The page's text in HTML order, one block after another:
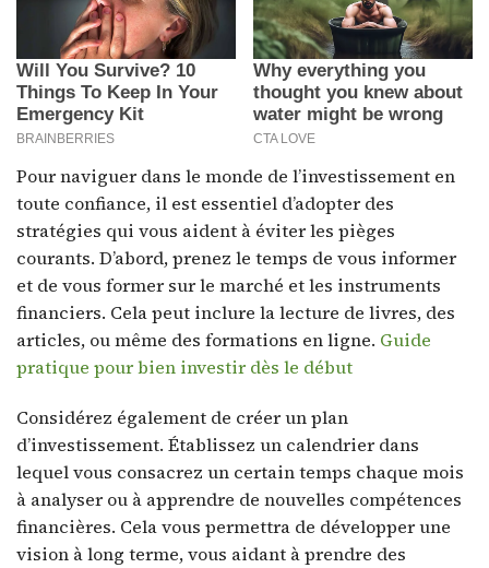
Pour naviguer dans le monde de l’investissement en
toute confiance, il est essentiel d’adopter des
stratégies qui vous aident à éviter les pièges
courants. D’abord, prenez le temps de vous informer
et de vous former sur le marché et les instruments
financiers. Cela peut inclure la lecture de livres, des
articles, ou même des formations en ligne. Guide
pratique pour bien investir dès le début
Considérez également de créer un plan
d’investissement. Établissez un calendrier dans
lequel vous consacrez un certain temps chaque mois
à analyser ou à apprendre de nouvelles compétences
financières. Cela vous permettra de développer une
vision à long terme, vous aidant à prendre des